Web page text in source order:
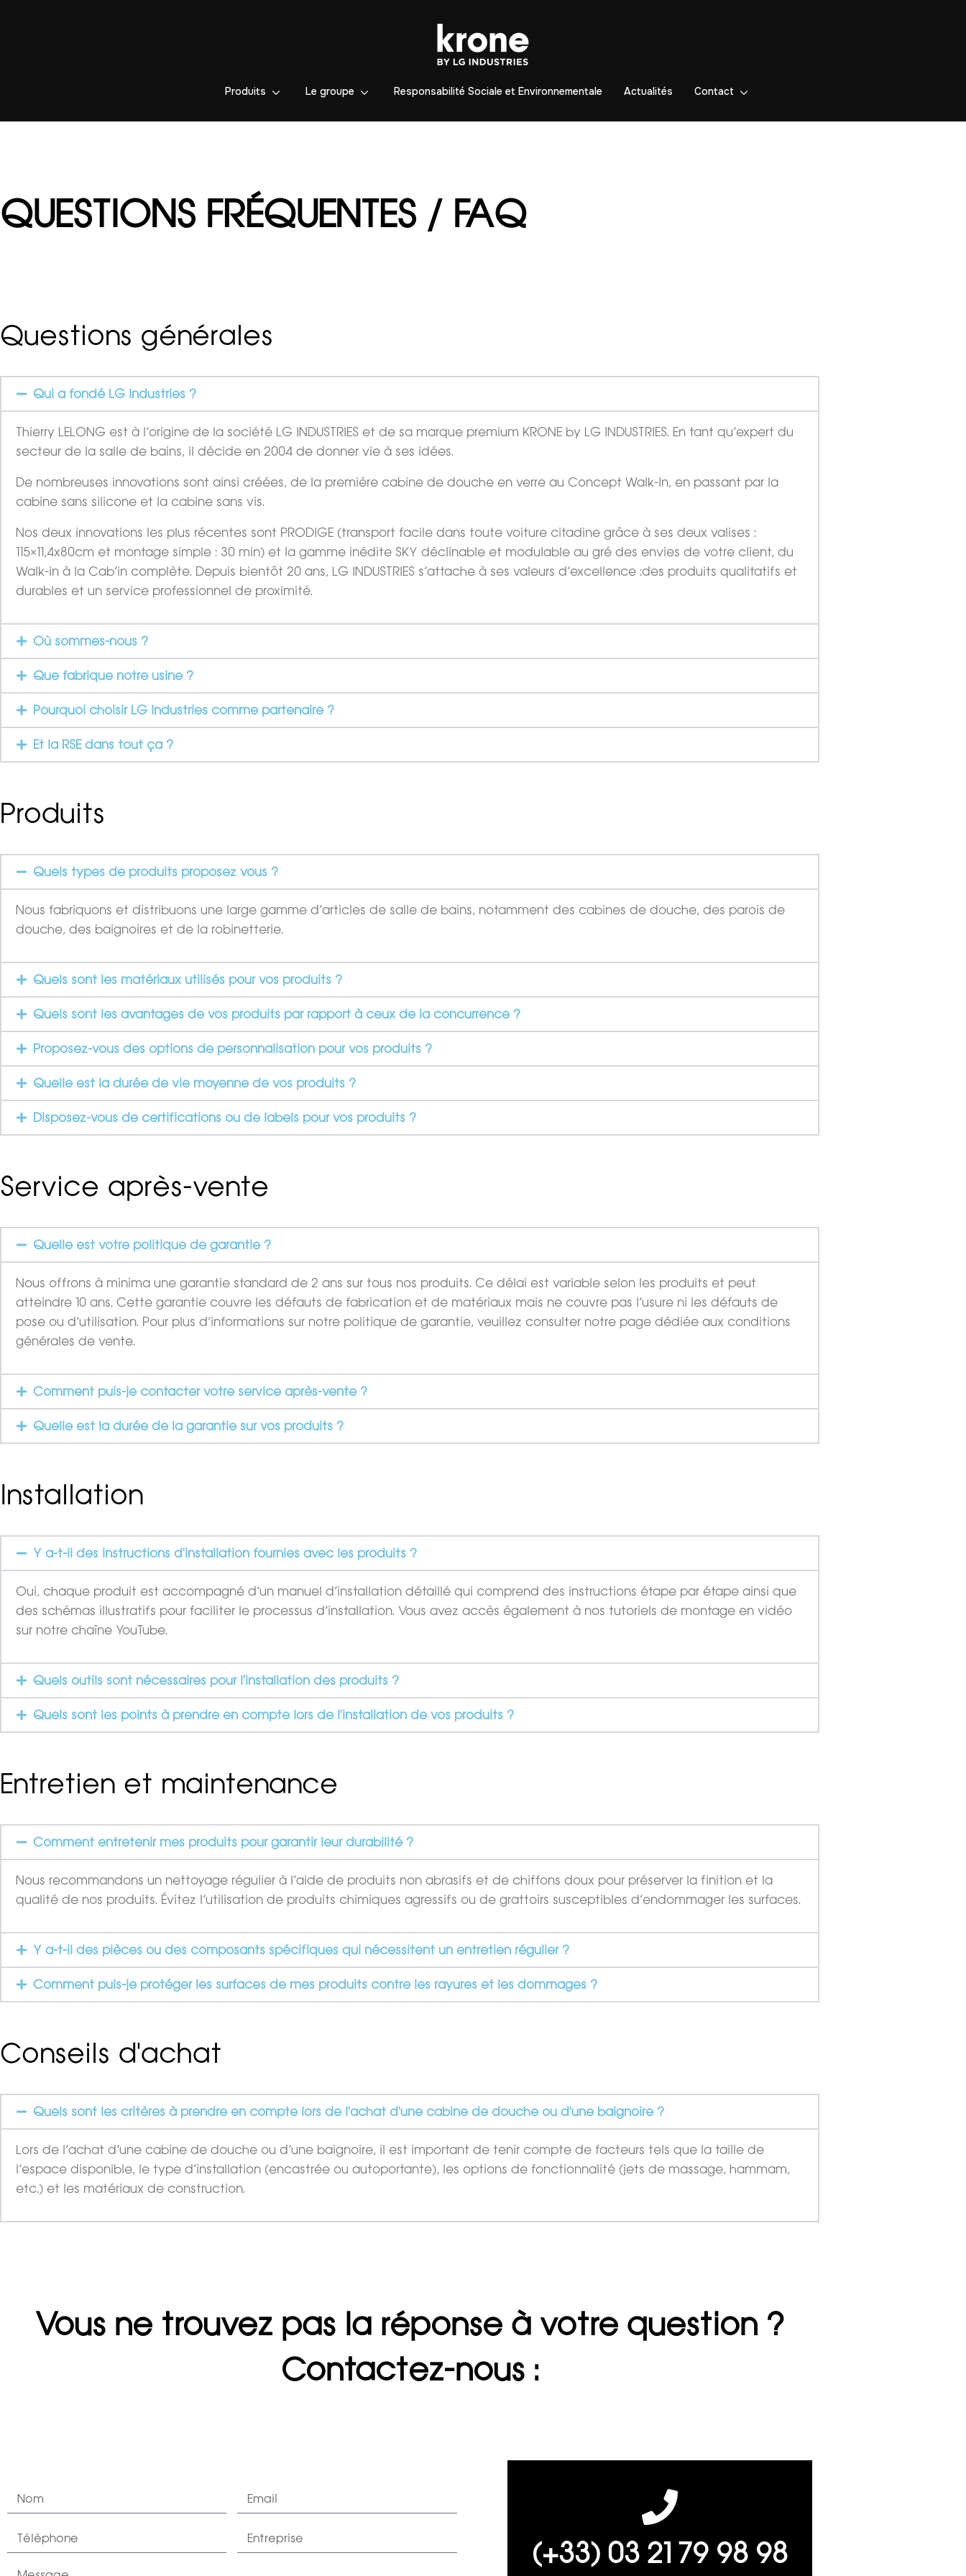
Produits Le groupe Responsabilité Sociale et Environnementale Actualités Contact
QUESTIONS FRÉQUENTES / FAQ
Questions générales
Qui a fondé LG Industries ?
Thierry LELONG est à l’origine de la société LG INDUSTRIES et de sa marque premium KRONE by LG INDUSTRIES. En tant qu’expert du
secteur de la salle de bains, il décide en 2004 de donner vie à ses idées.
De nombreuses innovations sont ainsi créées, de la première cabine de douche en verre au Concept Walk-In, en passant par la
cabine sans silicone et la cabine sans vis.
Nos deux innovations les plus récentes sont PRODIGE (transport facile dans toute voiture citadine grâce à ses deux valises :
115×11,4x80cm et montage simple : 30 min) et la gamme inédite SKY déclinable et modulable au gré des envies de votre client, du
Walk-in à la Cab’in complète. Depuis bientôt 20 ans, LG INDUSTRIES s’attache à ses valeurs d’excellence :des produits qualitatifs et
durables et un service professionnel de proximité.
Où sommes-nous ?
Que fabrique notre usine ?
Pourquoi choisir LG Industries comme partenaire ?
Et la RSE dans tout ça ?
Produits
Quels types de produits proposez vous ?
Nous fabriquons et distribuons une large gamme d’articles de salle de bains, notamment des cabines de douche, des parois de
douche, des baignoires et de la robinetterie.
Quels sont les matériaux utilisés pour vos produits ?
Quels sont les avantages de vos produits par rapport à ceux de la concurrence ?
Proposez-vous des options de personnalisation pour vos produits ?
Quelle est la durée de vie moyenne de vos produits ?
Disposez-vous de certifications ou de labels pour vos produits ?
Service après-vente
Quelle est votre politique de garantie ?
Nous offrons à minima une garantie standard de 2 ans sur tous nos produits. Ce délai est variable selon les produits et peut
atteindre 10 ans. Cette garantie couvre les défauts de fabrication et de matériaux mais ne couvre pas l’usure ni les défauts de
pose ou d’utilisation. Pour plus d’informations sur notre politique de garantie, veuillez consulter notre page dédiée aux conditions
générales de vente.
Comment puis-je contacter votre service après-vente ?
Quelle est la durée de la garantie sur vos produits ?
Installation
Y a-t-il des instructions d'installation fournies avec les produits ?
Oui, chaque produit est accompagné d’un manuel d’installation détaillé qui comprend des instructions étape par étape ainsi que
des schémas illustratifs pour faciliter le processus d’installation. Vous avez accès également à nos tutoriels de montage en vidéo
sur notre chaîne YouTube.
Quels outils sont nécessaires pour l'installation des produits ?
Quels sont les points à prendre en compte lors de l'installation de vos produits ?
Entretien et maintenance
Comment entretenir mes produits pour garantir leur durabilité ?
Nous recommandons un nettoyage régulier à l’aide de produits non abrasifs et de chiffons doux pour préserver la finition et la
qualité de nos produits. Évitez l’utilisation de produits chimiques agressifs ou de grattoirs susceptibles d’endommager les surfaces.
Y a-t-il des pièces ou des composants spécifiques qui nécessitent un entretien régulier ?
Comment puis-je protéger les surfaces de mes produits contre les rayures et les dommages ?
Conseils d'achat
Quels sont les critères à prendre en compte lors de l'achat d'une cabine de douche ou d'une baignoire ?
Lors de l’achat d’une cabine de douche ou d’une baignoire, il est important de tenir compte de facteurs tels que la taille de
l’espace disponible, le type d’installation (encastrée ou autoportante), les options de fonctionnalité (jets de massage, hammam,
etc.) et les matériaux de construction.
Vous ne trouvez pas la réponse à votre question ?
Contactez-nous :
(+33) 03 21 79 98 98